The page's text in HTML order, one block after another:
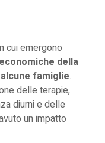
cui emergono
della
famiglie.
delle terapie,
diurni e delle
un impatto